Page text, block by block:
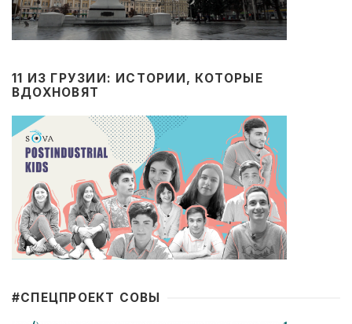
11 ИЗ ГРУЗИИ: ИСТОРИИ, КОТОРЫЕ
ВДОХНОВЯТ
#CПЕЦПРОЕКТ СОВЫ